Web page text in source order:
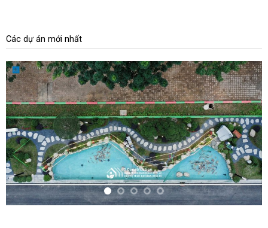
Các dự án mới nhất